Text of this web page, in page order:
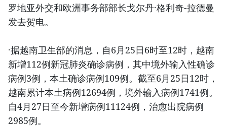
罗地亚外交和欧洲事务部部长戈尔丹·格利奇-拉德曼
发去贺电。
·据越南卫生部的消息，自6月25日6时至12时，越南
新增112例新冠肺炎确诊病例，其中境外输入性确诊
病例3例，本土确诊病例109例。截至6月25日12时，
越南累计本土病例12694例，境外输入病例1741例。
自4月27日至今新增病例11124例，治愈出院病例
2985例。